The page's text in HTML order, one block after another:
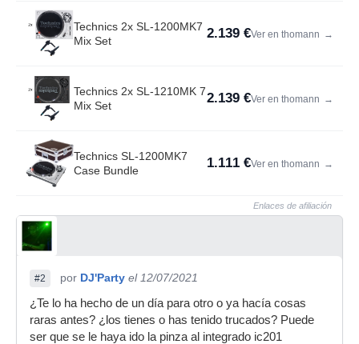
Technics 2x SL-1200MK7
Mix Set
2.139 €Ver en thomann →
Technics 2x SL-1210MK 7
Mix Set
2.139 €Ver en thomann →
Technics SL-1200MK7
Case Bundle
1.111 €Ver en thomann →
Enlaces de afiliación
#2 por DJ'Party el 12/07/2021
¿Te lo ha hecho de un día para otro o ya hacía cosas
raras antes? ¿los tienes o has tenido trucados? Puede
ser que se le haya ido la pinza al integrado ic201